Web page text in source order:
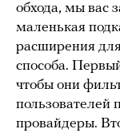
обхода, мы вас
маленькая
расширения
способа.
чтобы они
пользователей
провайдеры.